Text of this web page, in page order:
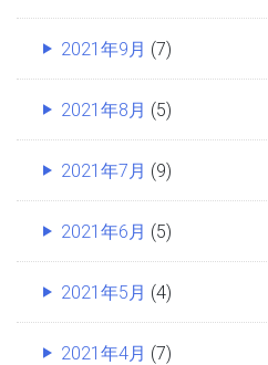
2021年9月 (7)
2021年8月 (5)
2021年7月 (9)
2021年6月 (5)
2021年5月 (4)
2021年4月 (7)